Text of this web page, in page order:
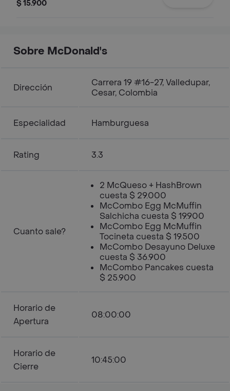
$ 15.900
Sobre McDonald's
Dirección
Carrera 19 #16-27, Valledupar,
Cesar, Colombia
Especialidad Hamburguesa
Rating 3.3
Cuanto sale?
2 McQueso + HashBrown
cuesta $ 29.000
McCombo Egg McMuffin
Salchicha cuesta $ 19.900
McCombo Egg McMuffin
Tocineta cuesta $ 19.500
McCombo Desayuno Deluxe
cuesta $ 36.900
McCombo Pancakes cuesta
$ 25.900
Horario de
Apertura
08:00:00
Horario de
Cierre
10:45:00